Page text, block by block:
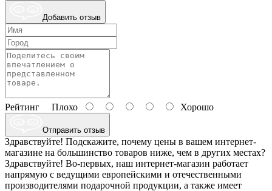
Добавить отзыв
Рейтинг Плохо Хорошо
Отправить отзыв
Здравствуйте! Подскажите, почему цены в вашем интернет-
магазине на большинство товаров ниже, чем в других местах?
Здравствуйте! Во-первых, наш интернет-магазин работает
напрямую с ведущими европейскими и отечественными
производителями подарочной продукции, а также имеет